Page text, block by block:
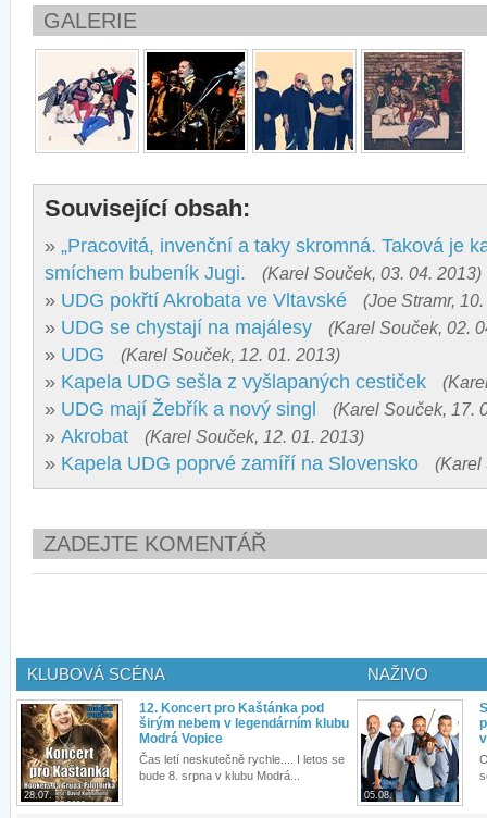
GALERIE
Související obsah:
» „Pracovitá, invenční a taky skromná. Taková je
smíchem bubeník Jugi.
(Karel Souček, 03. 04. 2013)
» UDG pokřtí Akrobata ve Vltavské (Joe Stramr,
» UDG se chystají na majálesy (Karel Souček, 02.
» UDG (Karel Souček, 12. 01. 2013)
» Kapela UDG sešla z vyšlapaných cestiček
» UDG mají Žebřík a nový singl (Karel Souček, 17.
» Akrobat (Karel Souček, 12. 01. 2013)
» Kapela UDG poprvé zamíří na Slovensko (Karel
ZADEJTE KOMENTÁŘ
KLUBOVÁ SCÉNA
28.07.
12. Koncert pro Kaštánka pod
širým nebem v legendárním klubu
Modrá Vopice
Čas letí neskutečně rychle.... I letos se
bude 8. srpna v klubu Modrá...
NAŽIVO
05.08.